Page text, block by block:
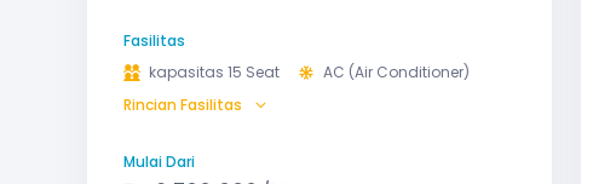
Fasilitas
kapasitas 15 Seat
AC (Air Conditioner)
Audio
Bantal & Selimut (optional)
Safety Tools (P3K, Windows Breaker, dll)
Rincian Fasilitas
Mulai Dari